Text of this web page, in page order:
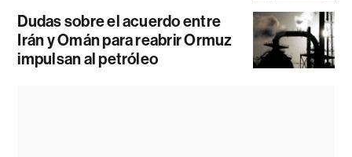
Dudas sobre el acuerdo entre
Irán y Omán para reabrir Ormuz
impulsan al petróleo